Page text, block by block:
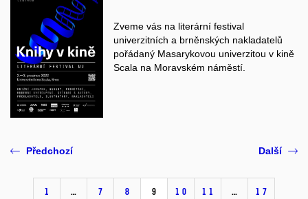
Zveme vás na literární festival
univerzitních a brněnských nakladatelů
pořádaný Masarykovou univerzitou v kině
Scala na Moravském náměstí.
Předchozí
1 … 7 8 9 10 11 … 17
Další